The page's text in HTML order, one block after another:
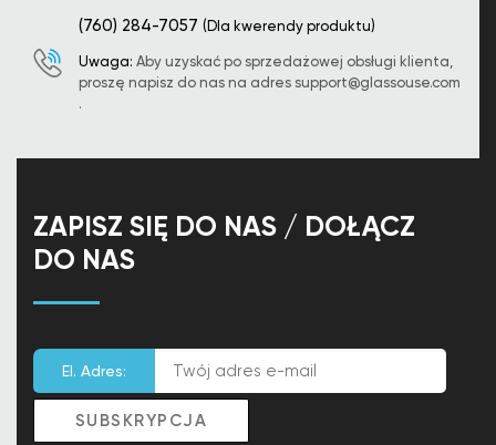
(760) 284-7057 (Dla kwerendy produktu)
Uwaga: Aby uzyskać po sprzedażowej obsługi klienta,
proszę napisz do nas na adres support@glassouse.com
.
ZAPISZ SIĘ DO NAS / DOŁĄCZ
DO NAS
El. Adres: